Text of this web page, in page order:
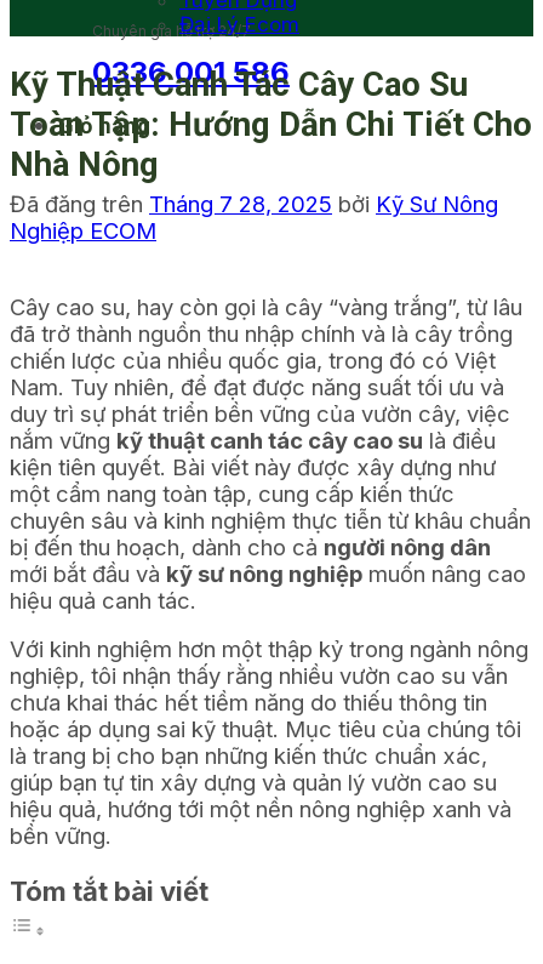
Chuyên gia hỗ trợ 24/7
0336 001 586
Giỏ hàng
Đại Lý Ecom
Kỹ Thuật Canh Tác Cây Cao Su
Toàn Tập: Hướng Dẫn Chi Tiết Cho
Nhà Nông
Đã đăng trên Tháng 7 28, 2025 bởi Kỹ Sư Nông
Nghiệp ECOM
Cây cao su, hay còn gọi là cây “vàng trắng”, từ lâu
đã trở thành nguồn thu nhập chính và là cây trồng
chiến lược của nhiều quốc gia, trong đó có Việt
Nam. Tuy nhiên, để đạt được năng suất tối ưu và
duy trì sự phát triển bền vững của vườn cây, việc
nắm vững kỹ thuật canh tác cây cao su là điều
kiện tiên quyết. Bài viết này được xây dựng như
một cẩm nang toàn tập, cung cấp kiến thức
chuyên sâu và kinh nghiệm thực tiễn từ khâu chuẩn
bị đến thu hoạch, dành cho cả người nông dân
mới bắt đầu và kỹ sư nông nghiệp muốn nâng cao
hiệu quả canh tác.
Với kinh nghiệm hơn một thập kỷ trong ngành nông
nghiệp, tôi nhận thấy rằng nhiều vườn cao su vẫn
chưa khai thác hết tiềm năng do thiếu thông tin
hoặc áp dụng sai kỹ thuật. Mục tiêu của chúng tôi
là trang bị cho bạn những kiến thức chuẩn xác,
giúp bạn tự tin xây dựng và quản lý vườn cao su
hiệu quả, hướng tới một nền nông nghiệp xanh và
bền vững.
Tóm tắt bài viết